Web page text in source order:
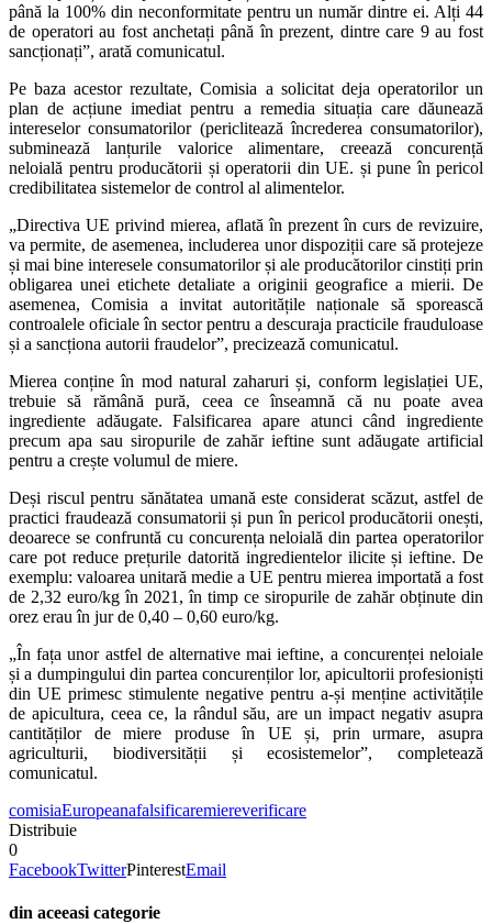
până la 100% din neconformitate pentru un număr dintre ei. Alți 44
de operatori au fost anchetați până în prezent, dintre care 9 au fost
sancționați”, arată comunicatul.
Pe baza acestor rezultate, Comisia a solicitat deja operatorilor un
plan de acțiune imediat pentru a remedia situația care dăunează
intereselor consumatorilor (periclitează încrederea consumatorilor),
subminează lanțurile valorice alimentare, creează concurență
neloială pentru producătorii și operatorii din UE. și pune în pericol
credibilitatea sistemelor de control al alimentelor.
„Directiva UE privind mierea, aflată în prezent în curs de revizuire,
va permite, de asemenea, includerea unor dispoziții care să protejeze
și mai bine interesele consumatorilor și ale producătorilor cinstiți prin
obligarea unei etichete detaliate a originii geografice a mierii. De
asemenea, Comisia a invitat autoritățile naționale să sporească
controalele oficiale în sector pentru a descuraja practicile frauduloase
și a sancționa autorii fraudelor”, precizează comunicatul.
Mierea conține în mod natural zaharuri și, conform legislației UE,
trebuie să rămână pură, ceea ce înseamnă că nu poate avea
ingrediente adăugate. Falsificarea apare atunci când ingrediente
precum apa sau siropurile de zahăr ieftine sunt adăugate artificial
pentru a crește volumul de miere.
Deși riscul pentru sănătatea umană este considerat scăzut, astfel de
practici fraudează consumatorii și pun în pericol producătorii onești,
deoarece se confruntă cu concurența neloială din partea operatorilor
care pot reduce prețurile datorită ingredientelor ilicite și ieftine. De
exemplu: valoarea unitară medie a UE pentru mierea importată a fost
de 2,32 euro/kg în 2021, în timp ce siropurile de zahăr obținute din
orez erau în jur de 0,40 – 0,60 euro/kg.
„În fața unor astfel de alternative mai ieftine, a concurenței neloiale
și a dumpingului din partea concurenților lor, apicultorii profesioniști
din UE primesc stimulente negative pentru a-și menține activitățile
de apicultura, ceea ce, la rândul său, are un impact negativ asupra
cantităților de miere produse în UE și, prin urmare, asupra
agriculturii, biodiversității și ecosistemelor”, completează
comunicatul.
comisiaEuropeanafalsificaremiereverificare
Distribuie
0
FacebookTwitterPinterestEmail
din aceeasi categorie